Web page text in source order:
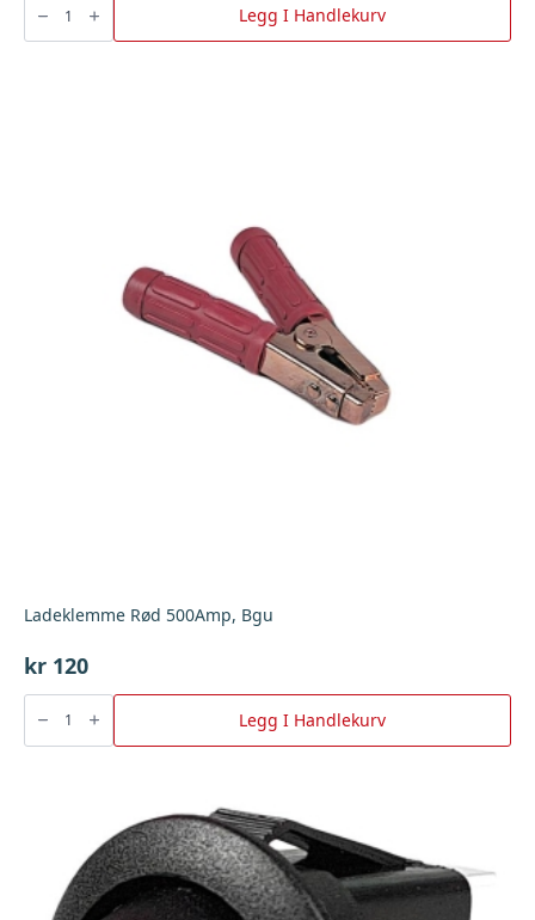
40
Amp
Legg I Handlekurv
Ladeklemme Rød 500Amp, Bgu
kr 120
Ladeklemme
500Amp,
Bgu
Legg I Handlekurv